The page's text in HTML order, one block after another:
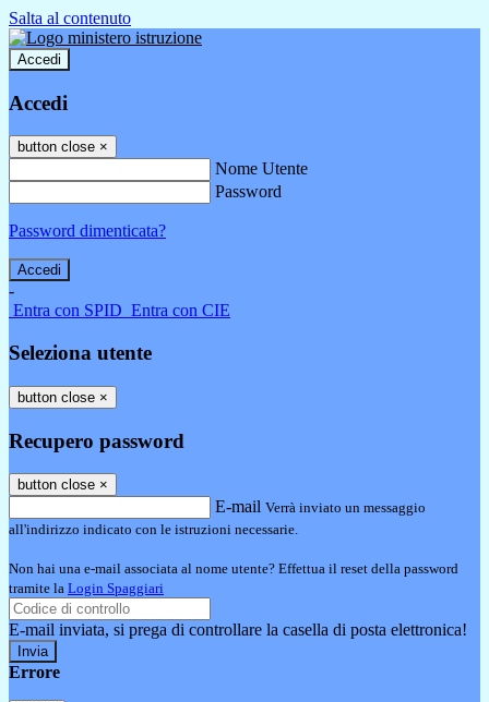
Salta al contenuto
Accedi
Accedi
button close ×
Nome Utente
Password
Password dimenticata?
-
Entra con SPID Entra con CIE
Seleziona utente
button close ×
Recupero password
button close ×
E-mail Verrà inviato un messaggio
all'indirizzo indicato con le istruzioni necessarie.
Non hai una e-mail associata al nome utente? Effettua il reset della password
tramite la Login Spaggiari
E-mail inviata, si prega di controllare la casella di posta elettronica!
Errore